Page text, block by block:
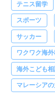
テニス留学
スポーツ
サッカー
ワクワク海
海外こども
マレーシア